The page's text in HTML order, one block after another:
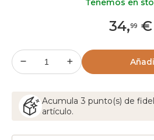
34,99 €
Acumula 3 punto(s) de
artículo.